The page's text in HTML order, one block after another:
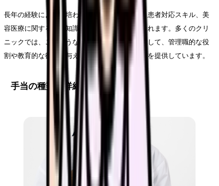
長年の経験によって培われた高度な看護技術、患者対応スキル、美
容医療に関する深い知識は、非常に高く評価されます。多くのクリ
ニックでは、このような経験豊富な看護師に対して、管理職的な役
割や教育的な役割を与え、それに見合った報酬を提供しています。
手当の種類と詳細